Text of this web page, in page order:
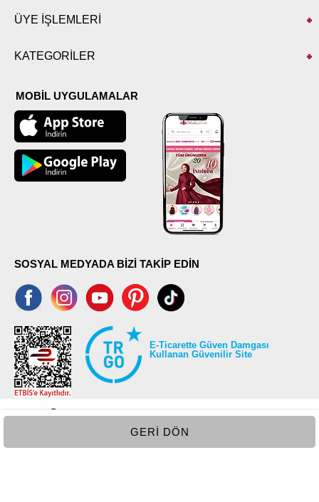
GERI DÖN
ÜYE İŞLEMLERİ
KATEGORİLER
MOBİL UYGULAMALAR
SOSYAL MEDYADA BİZİ TAKİP EDİN
E-Ticarette Güven Damgası
Kullanan Güvenilir Site